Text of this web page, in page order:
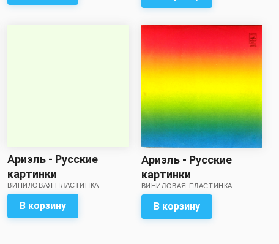
Ариэль - Русские
картинки
ВИНИЛОВАЯ ПЛАСТИНКА
В корзину
Ариэль - Русские
картинки
ВИНИЛОВАЯ ПЛАСТИНКА
В корзину